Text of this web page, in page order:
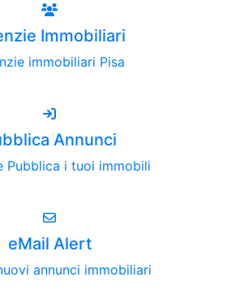
Immobiliari
immobiliari Pisa
Annunci
Pubblica i tuoi immobili
eMail Alert
annunci immobiliari